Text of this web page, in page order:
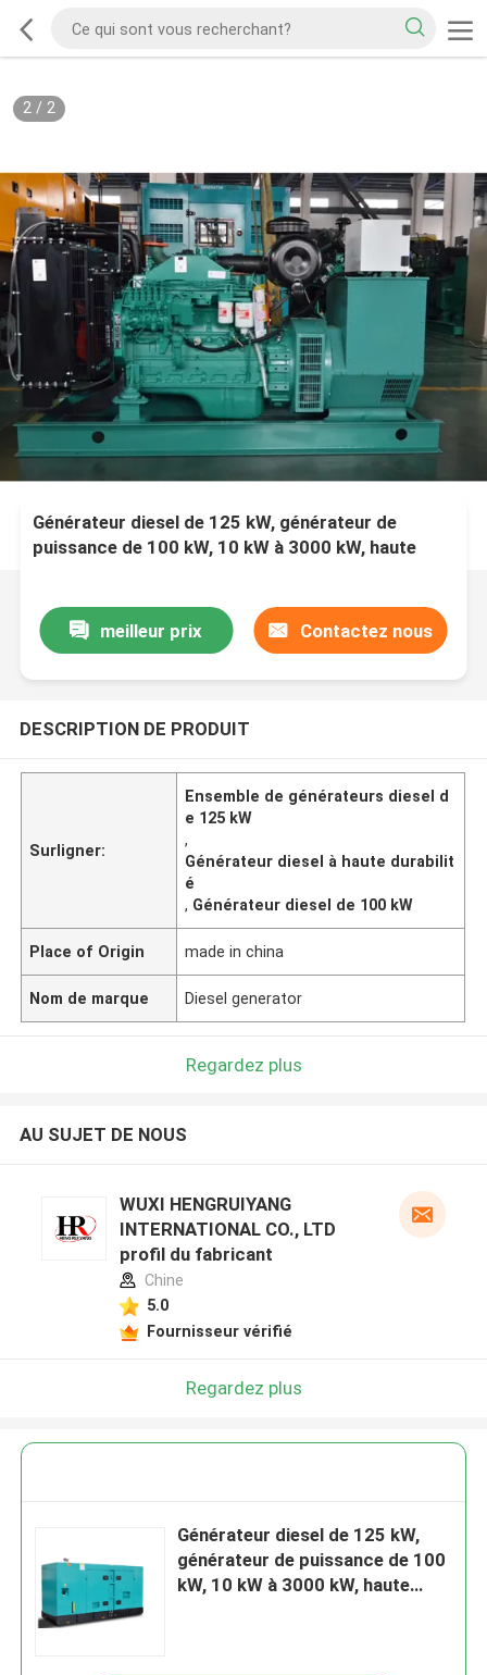
2/ 2
Générateur diesel de 125 kW, générateur de
puissance de 100 kW, 10 kW à 3000 kW, haute
meilleur prix Contactez nous
DESCRIPTION DE PRODUIT
Surligner:
Ensemble de générateurs diesel d
e 125 kW
,
Générateur diesel à haute durabilit
é
, Générateur diesel de 100 kW
Place of Origin made in china
Nom de marque Diesel generator
Regardez plus
AU SUJET DE NOUS
WUXI HENGRUIYANG
INTERNATIONAL CO., LTD
profil du fabricant
Chine
5.0
Fournisseur vérifié
Regardez plus
Générateur diesel de 125 kW,
générateur de puissance de 100
kW, 10 kW à 3000 kW, haute